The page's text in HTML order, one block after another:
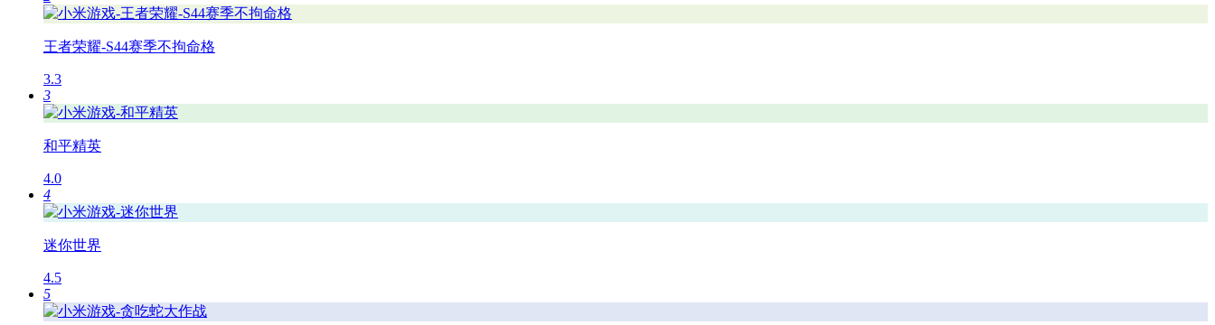
王者荣耀-S44赛季不拘命格
3.3
3
和平精英
4.0
4
迷你世界
4.5
5